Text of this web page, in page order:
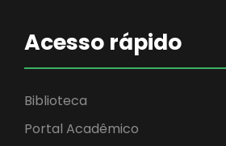
Acesso rápido
Biblioteca
Portal Acadêmico